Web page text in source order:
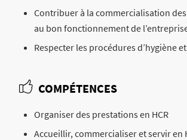
Contribuer à la commercialisation
au bon fonctionnement de
Respecter les procédures d’hygiène
COMPÉTENCES
Organiser des prestations en HCR
Accueillir, commercialiser et servir en